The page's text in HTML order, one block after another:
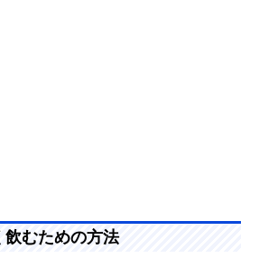
飲むための方法